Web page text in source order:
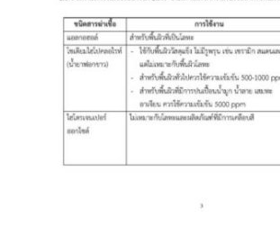
บ้านพักชมดอย
บ้านยลญภา
บ้านสวนศรีสุขโฮมสเตย์